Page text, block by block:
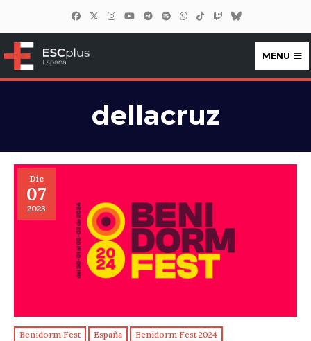
ESCplus España
MENU
dellacruz
Dic
07
2023
Benidorm Fest España Benidorm Fest 2024